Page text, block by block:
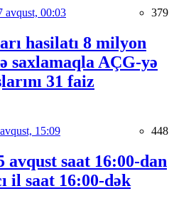
avqust, 00:03 379
hasilatı 8 milyon
saxlamaqla AÇG-yə
31 faiz
15:09 448
avqust saat 16:00-dan
il saat 16:00-dək